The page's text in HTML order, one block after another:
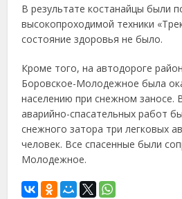
В результате костанайцы были
высокопроходимой техники
состояние здоровья не было.
Кроме того, на автодороге
Боровское-Молодежное была
населению при снежном заносе.
аварийно-спасательных работ
снежного затора три легковых
человек. Все спасенные были
Молодежное.